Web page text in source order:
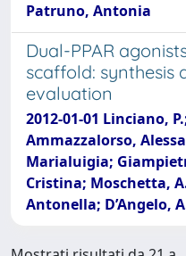
Patruno, Antonia
Dual-PPAR
scaffold: synthesis
evaluation
2012-01-01 Linciano,
Ammazzalorso,
Marialuigia;
Cristina; Moschetta,
Antonella; D’Angelo,